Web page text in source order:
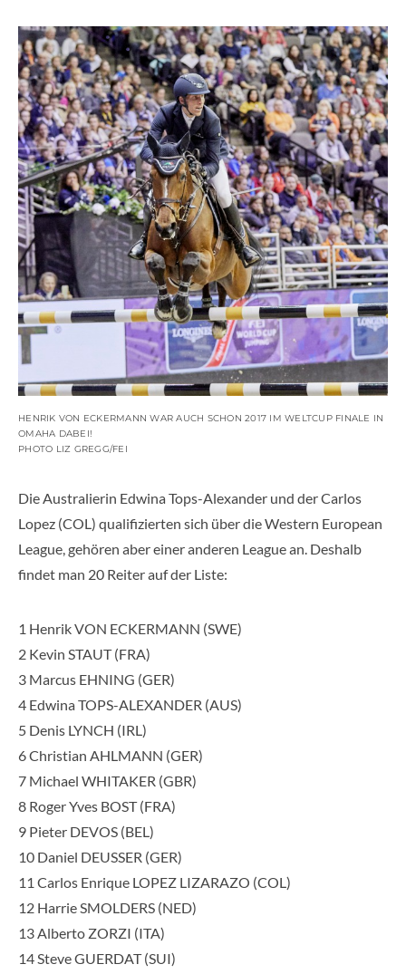
HENRIK VON ECKERMANN WAR AUCH SCHON 2017 IM WELTCUP FINALE IN
OMAHA DABEI!
PHOTO LIZ GREGG/FEI
Die Australierin Edwina Tops-Alexander und der Carlos
Lopez (COL) qualifizierten sich über die Western European
League, gehören aber einer anderen League an. Deshalb
findet man 20 Reiter auf der Liste:
1 Henrik VON ECKERMANN (SWE)
2 Kevin STAUT (FRA)
3 Marcus EHNING (GER)
4 Edwina TOPS-ALEXANDER (AUS)
5 Denis LYNCH (IRL)
6 Christian AHLMANN (GER)
7 Michael WHITAKER (GBR)
8 Roger Yves BOST (FRA)
9 Pieter DEVOS (BEL)
10 Daniel DEUSSER (GER)
11 Carlos Enrique LOPEZ LIZARAZO (COL)
12 Harrie SMOLDERS (NED)
13 Alberto ZORZI (ITA)
14 Steve GUERDAT (SUI)